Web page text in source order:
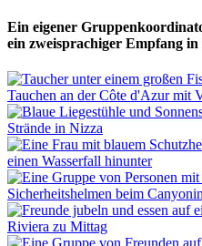
Ein eigener
ein zweisprachiger Empfang